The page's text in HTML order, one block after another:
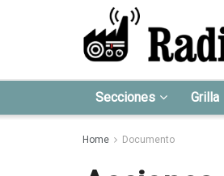
Secciones Grilla
Home Documento